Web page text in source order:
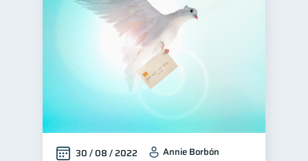
30 / 08 / 2022 Annie Borbón